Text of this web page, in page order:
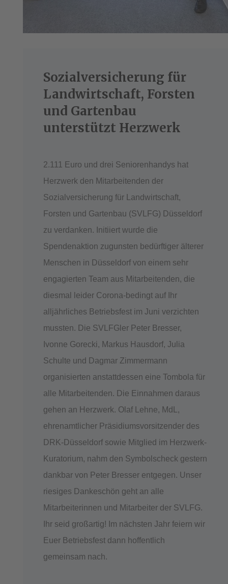
Sozialversicherung für
Landwirtschaft, Forsten
und Gartenbau
unterstützt Herzwerk
2.111 Euro und drei Seniorenhandys hat
Herzwerk den Mitarbeitenden der
Sozialversicherung für Landwirtschaft,
Forsten und Gartenbau (SVLFG) Düsseldorf
zu verdanken. Initiiert wurde die
Spendenaktion zugunsten bedürftiger älterer
Menschen in Düsseldorf von einem sehr
engagierten Team aus Mitarbeitenden, die
diesmal leider Corona-bedingt auf Ihr
alljährliches Betriebsfest im Juni verzichten
mussten. Die SVLFGler Peter Bresser,
Ivonne Gorecki, Markus Hausdorf, Julia
Schulte und Dagmar Zimmermann
organisierten anstattdessen eine Tombola für
alle Mitarbeitenden. Die Einnahmen daraus
gehen an Herzwerk. Olaf Lehne, MdL,
ehrenamtlicher Präsidiumsvorsitzender des
DRK-Düsseldorf sowie Mitglied im Herzwerk-
Kuratorium, nahm den Symbolscheck gestern
dankbar von Peter Bresser entgegen. Unser
riesiges Dankeschön geht an alle
Mitarbeiterinnen und Mitarbeiter der SVLFG.
Ihr seid großartig! Im nächsten Jahr feiern wir
Euer Betriebsfest dann hoffentlich
gemeinsam nach.